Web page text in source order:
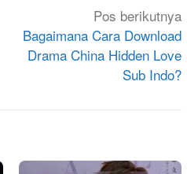
Pos berikutnya
Bagaimana Cara Download
Drama China Hidden Love
Sub Indo?